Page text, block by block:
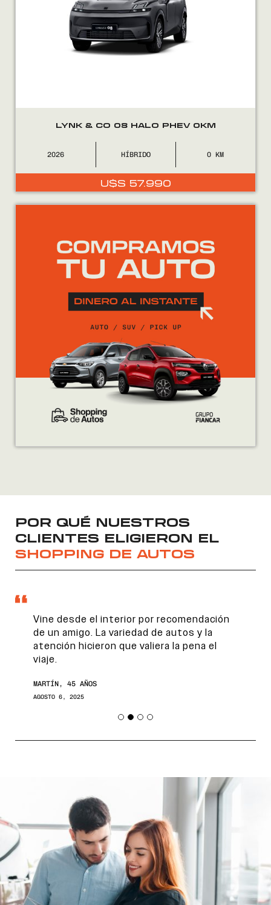
LYNK & CO 08 HALO PHEV 0KM
2026 HÍBRIDO 0
U$S 57.990
POR QUÉ NUESTROS
CLIENTES ELIGIERON EL
SHOPPING DE AUTOS
Vine desde el interior por recomendación
de un amigo. La variedad de autos y la
atención hicieron que valiera la pena el
viaje.
MARTÍN, 45 AÑOS
AGOSTO 6, 2025